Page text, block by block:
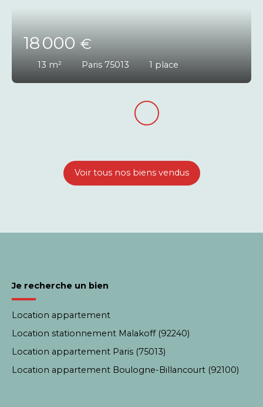
18 000€
13 m² Paris 75013 1 place
Voir tous nos biens vendus
Je recherche un bien
Location appartement
Location stationnement Malakoff (92240)
Location appartement Paris (75013)
Location appartement Boulogne-Billancourt (92100)